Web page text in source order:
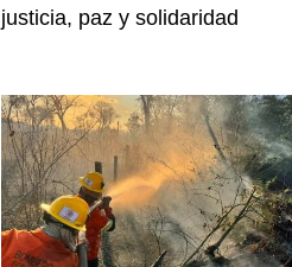
justicia, paz y solidaridad